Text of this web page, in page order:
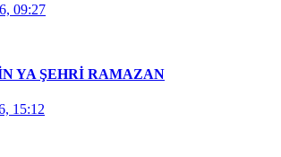
09:27
YA ŞEHRİ RAMAZAN
15:12